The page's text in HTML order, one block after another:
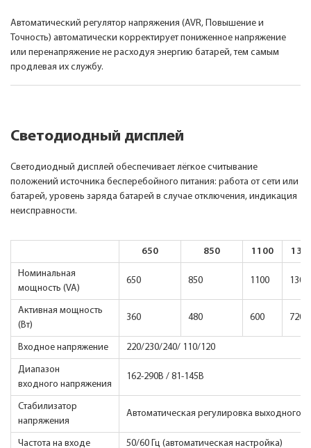
Автоматический регулятор напряжения (AVR, Повышение и
Точность) автоматически корректирует пониженное напряжение
или перенапряжение не расходуя энергию батарей, тем самым
продлевая их службу.
Светодиодный дисплей
Светодиодный дисплей обеспечивает лёгкое считывание
положений источника бесперебойного питания: работа от сети или
батарей, уровень заряда батарей в случае отключения, индикация
неисправности.
650 850 1100
Номинальная
мощность (VA)
650 850 1100 1300
Активная мощность
(Вт)
360 480 600 720
Входное напряжение 220/230/240/ 110/120
Диапазон
входного напряжения
162-290B / 81-145B
Стабилизатор
напряжения
Автоматическая регулировка выходного
Частота на входе 50/60 Гц (автоматическая настройка)